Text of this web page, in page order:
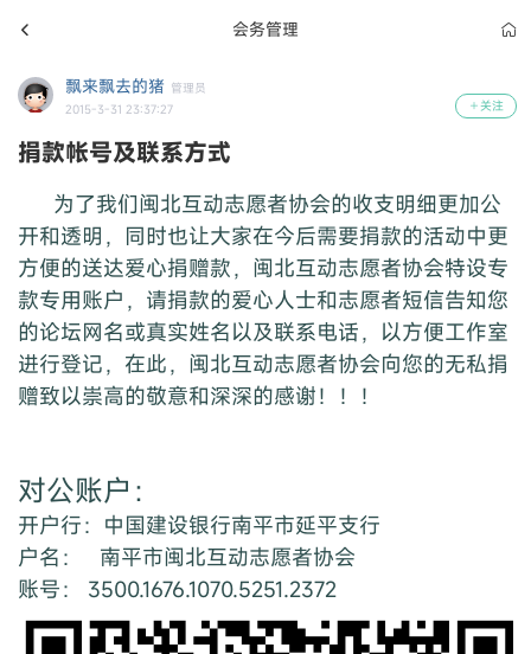
会务管理
飘来飘去的猪 管理员
2015-3-31 23:37:27
关注
捐款帐号及联系方式
为了我们闽北互动志愿者协会的收支明细更加公
开和透明，同时也让大家在今后需要捐款的活动中更
方便的送达爱心捐赠款，闽北互动志愿者协会特设专
款专用账户，请捐款的爱心人士和志愿者短信告知您
的论坛网名或真实姓名以及联系电话，以方便工作室
进行登记，在此，闽北互动志愿者协会向您的无私捐
赠致以崇高的敬意和深深的感谢！！！
对公账户：
开户行：中国建设银行南平市延平支行
户名： 南平市闽北互动志愿者协会
账号： 3500.1676.1070.5251.2372